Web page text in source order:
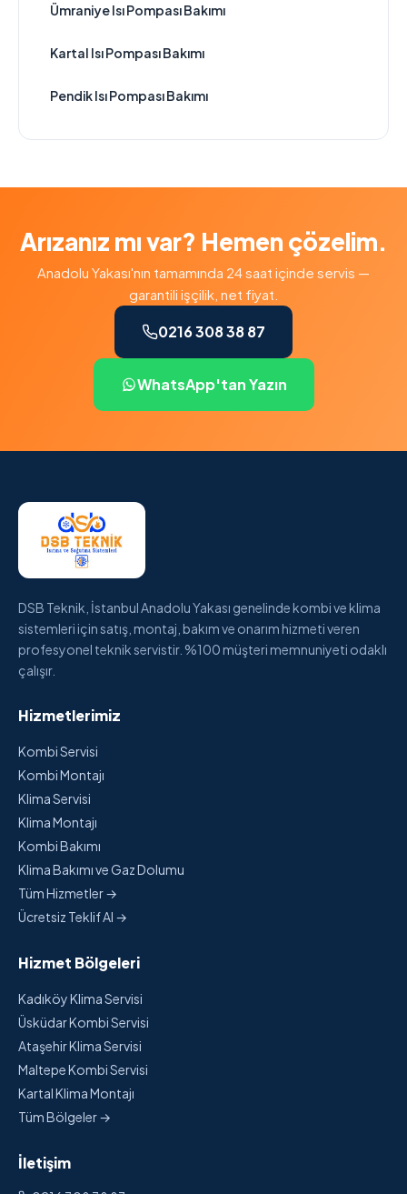
Ümraniye Isı Pompası Bakımı
Kartal Isı Pompası Bakımı
Pendik Isı Pompası Bakımı
Arızanız mı var? Hemen çözelim.
Anadolu Yakası'nın tamamında 24 saat içinde servis —
garantili işçilik, net fiyat.
0216 308 38 87
WhatsApp'tan Yazın
DSB Teknik, İstanbul Anadolu Yakası genelinde kombi ve klima
sistemleri için satış, montaj, bakım ve onarım hizmeti veren
profesyonel teknik servistir. %100 müşteri memnuniyeti odaklı
çalışır.
Hizmetlerimiz
Kombi Servisi
Kombi Montajı
Klima Servisi
Klima Montajı
Kombi Bakımı
Klima Bakımı ve Gaz Dolumu
Tüm Hizmetler →
Ücretsiz Teklif Al →
Hizmet Bölgeleri
Kadıköy Klima Servisi
Üsküdar Kombi Servisi
Ataşehir Klima Servisi
Maltepe Kombi Servisi
Kartal Klima Montajı
Tüm Bölgeler →
İletişim